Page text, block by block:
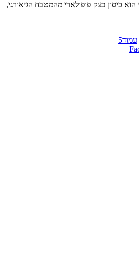
כיסון בצק פופולארי מהמטבח הגיאורגי,
עמוד5